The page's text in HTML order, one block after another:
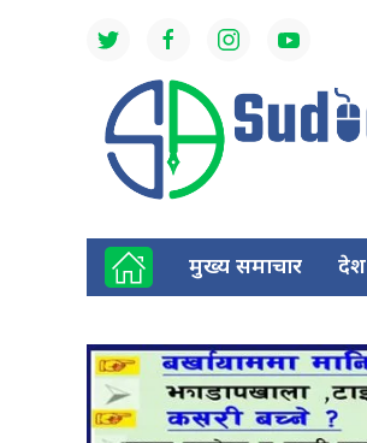
मुख्य समाचार देश